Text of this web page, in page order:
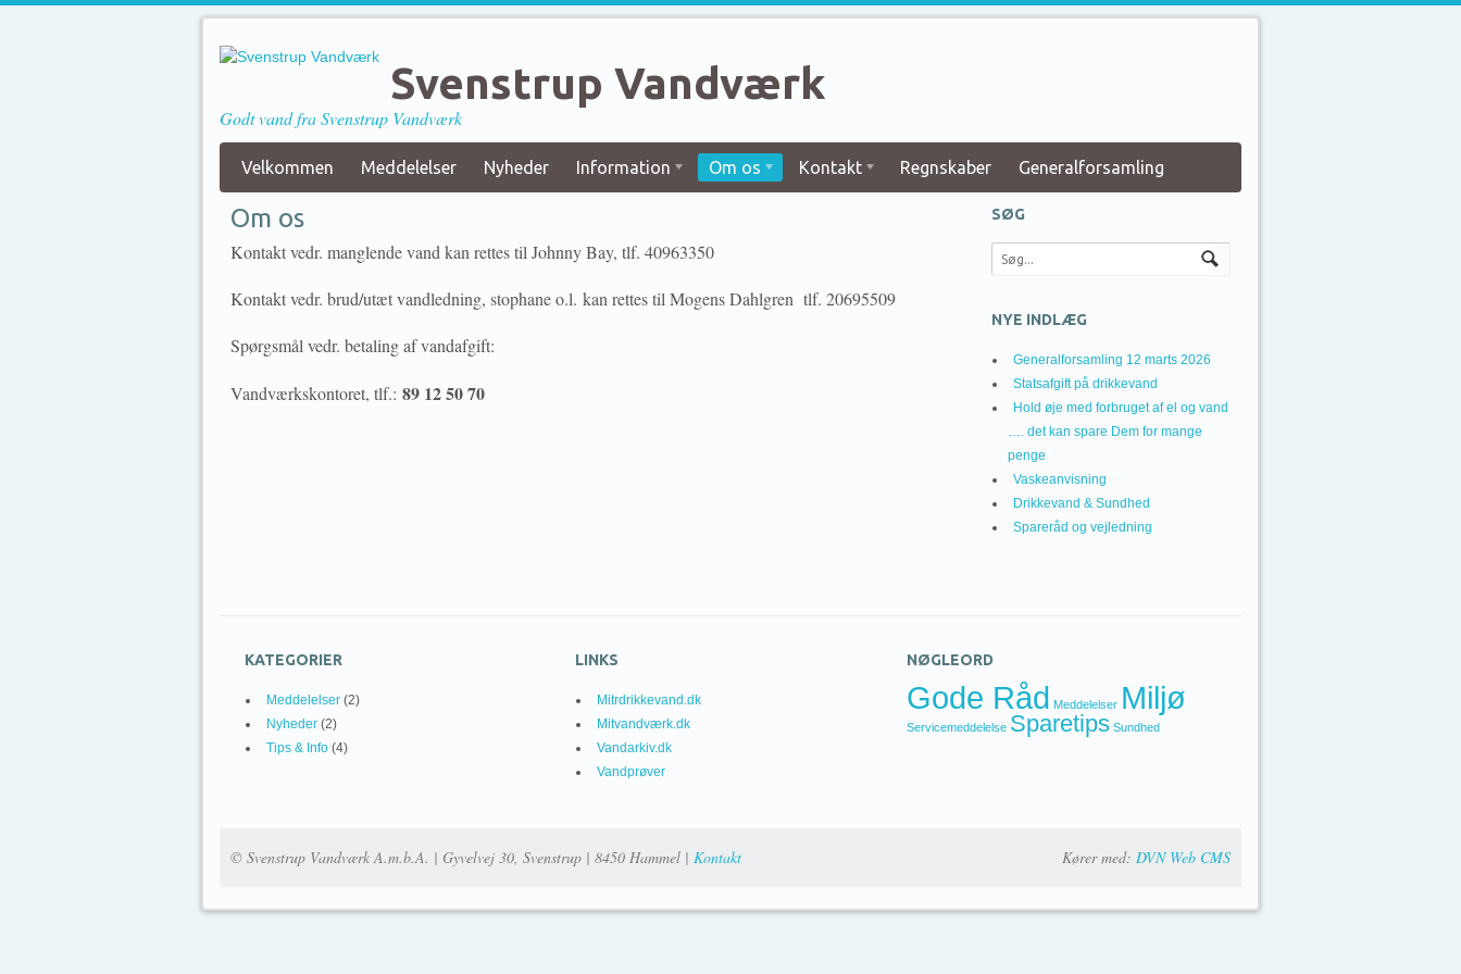
Svenstrup Vandværk
Godt vand fra Svenstrup Vandværk
Velkommen Meddelelser Nyheder Information Om os Kontakt Regnskaber Generalforsamling
Om os
Kontakt vedr. manglende vand kan rettes til Johnny Bay, tlf. 40963350
Kontakt vedr. brud/utæt vandledning, stophane o.l. kan rettes til Mogens Dahlgren tlf. 20695509
Spørgsmål vedr. betaling af vandafgift:
Vandværkskontoret, tlf.: 89 12 50 70
SØG
NYE INDLÆG
Generalforsamling 12 marts 2026
Statsafgift på drikkevand
Hold øje med forbruget af el og vand
…. det kan spare Dem for mange
penge
Vaskeanvisning
Drikkevand & Sundhed
Spareråd og vejledning
KATEGORIER
Meddelelser(2)
Nyheder(2)
Tips & Info(4)
LINKS
Mitrdrikkevand.dk
Mitvandværk.dk
Vandarkiv.dk
Vandprøver
NØGLEORD
Gode Råd Meddelelser Miljø
Servicemeddelelse Sparetips Sundhed
© Svenstrup Vandværk A.m.b.A. | Gyvelvej 30, Svenstrup | 8450 Hammel | Kontakt Kører med: DVN Web CMS